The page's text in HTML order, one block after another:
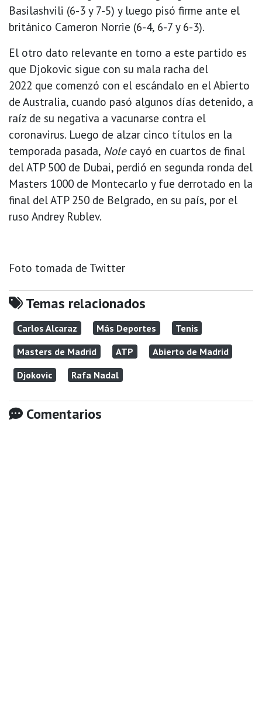
Basilashvili (6-3 y 7-5) y luego pisó firme ante el
británico Cameron Norrie (6-4, 6-7 y 6-3).
El otro dato relevante en torno a este partido es
que Djokovic sigue con su mala racha del
2022 que comenzó con el escándalo en el Abierto
de Australia, cuando pasó algunos días detenido, a
raíz de su negativa a vacunarse contra el
coronavirus. Luego de alzar cinco títulos en la
temporada pasada, Nolecayó en cuartos de final
del ATP 500 de Dubai, perdió en segunda ronda del
Masters 1000 de Montecarlo y fue derrotado en la
final del ATP 250 de Belgrado, en su país, por el
ruso Andrey Rublev.
Foto tomada de Twitter
Temas relacionados
Carlos Alcaraz Más Deportes
Tenis
Masters de Madrid
ATP
Abierto de Madrid
Djokovic
Rafa Nadal
Comentarios